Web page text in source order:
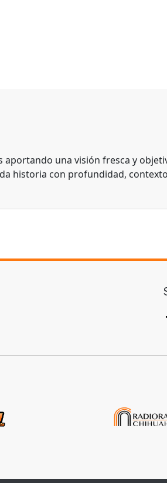
una visión fresca y
historia con profundidad,